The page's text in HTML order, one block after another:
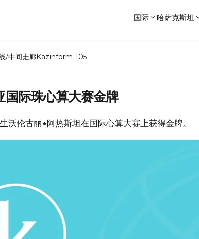
国际 哈萨克斯坦
/中间走廊Kazinform-105
国际珠心算大赛金牌
伦古丽•阿热斯坦在国际心算大赛上获得金牌。